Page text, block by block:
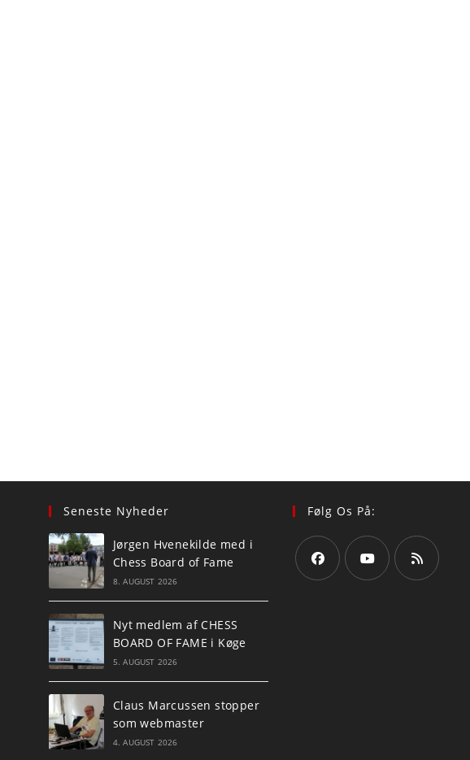
Seneste Nyheder
Jørgen Hvenekilde med i
Chess Board of Fame
8. AUGUST 2026
Nyt medlem af CHESS
BOARD OF FAME i Køge
5. AUGUST 2026
Claus Marcussen stopper
som webmaster
4. AUGUST 2026
Følg Os På: